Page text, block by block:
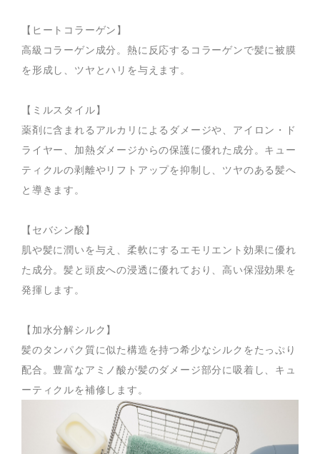
【ヒートコラーゲン】
高級コラーゲン成分。熱に反応するコラーゲンで髪に被膜
を形成し、ツヤとハリを与えます。
【ミルスタイル】
薬剤に含まれるアルカリによるダメージや、アイロン・ド
ライヤー、加熱ダメージからの保護に優れた成分。キュー
ティクルの剥離やリフトアップを抑制し、ツヤのある髪へ
と導きます。
【セバシン酸】
肌や髪に潤いを与え、柔軟にするエモリエント効果に優れ
た成分。髪と頭皮への浸透に優れており、高い保湿効果を
発揮します。
【加水分解シルク】
髪のタンパク質に似た構造を持つ希少なシルクをたっぷり
配合。豊富なアミノ酸が髪のダメージ部分に吸着し、キュ
ーティクルを補修します。